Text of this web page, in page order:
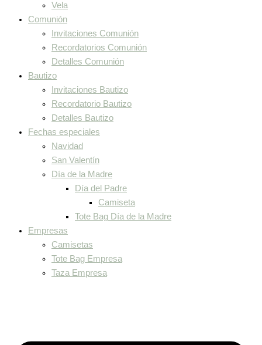
Vela
Comunión
Invitaciones Comunión
Recordatorios Comunión
Detalles Comunión
Bautizo
Invitaciones Bautizo
Recordatorio Bautizo
Detalles Bautizo
Fechas especiales
Navidad
San Valentín
Día de la Madre
Día del Padre
Camiseta
Tote Bag Día de la Madre
Empresas
Camisetas
Tote Bag Empresa
Taza Empresa